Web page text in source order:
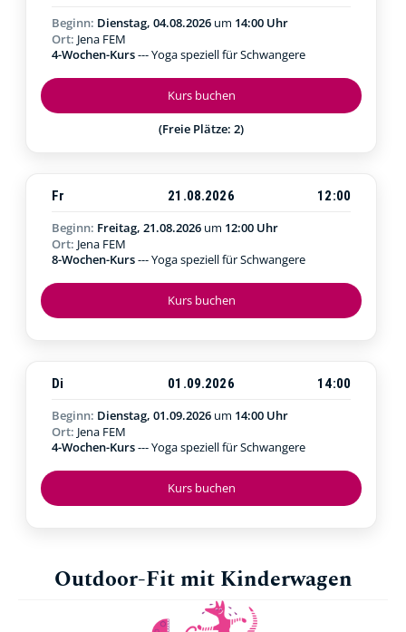
Kurs buchen
(Freie Plätze: 2)
Beginn: Dienstag, 04.08.2026 um 14:00 Uhr
Ort: Jena FEM
4-Wochen-Kurs--- Yoga speziell für Schwangere
Kurs buchen
Fr 21.08.2026
12:00
Beginn: Freitag, 21.08.2026 um 12:00 Uhr
Ort: Jena FEM
8-Wochen-Kurs--- Yoga speziell für Schwangere
Kurs buchen
Di 01.09.2026
14:00
Beginn: Dienstag, 01.09.2026 um 14:00 Uhr
Ort: Jena FEM
4-Wochen-Kurs--- Yoga speziell für Schwangere
Outdoor-Fit mit Kinderwagen